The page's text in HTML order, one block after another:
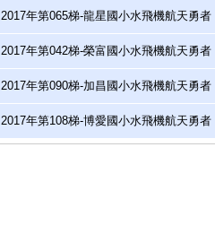
2017年第065梯-龍星國小水飛機航天勇者
2017年第042梯-榮富國小水飛機航天勇者
2017年第090梯-加昌國小水飛機航天勇者
2017年第108梯-博愛國小水飛機航天勇者